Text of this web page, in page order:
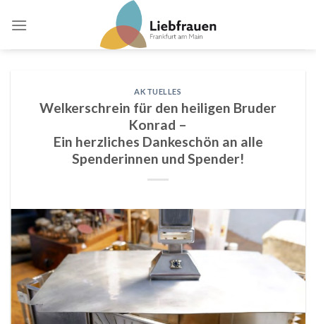
AKTUELLES
Welkerschrein für den heiligen Bruder
Konrad –
Ein herzliches Dankeschön an alle
Spenderinnen und Spender!